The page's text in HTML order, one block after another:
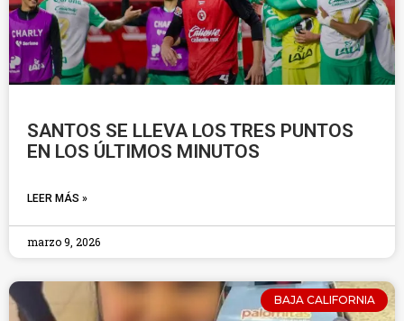
SANTOS SE LLEVA LOS TRES PUNTOS
EN LOS ÚLTIMOS MINUTOS
LEER MÁS »
marzo 9, 2026
BAJA CALIFORNIA